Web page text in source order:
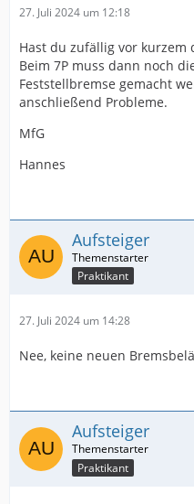
27. Juli 2024 um 12:18
Hast du zufällig vor kurzem
Beim 7P muss dann noch
Feststellbremse gemacht
anschließend Probleme.
MfG
Hannes
Aufsteiger
Praktikant
27. Juli 2024 um 14:28
Nee, keine neuen
Aufsteiger
Praktikant